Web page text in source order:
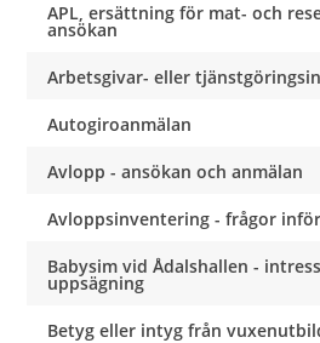
APL, ersättning för mat- och
ansökan
Arbetsgivar- eller
Autogiroanmälan
Avlopp - ansökan och anmälan
Avloppsinventering - frågor
Babysim vid Ådalshallen -
uppsägning
Betyg eller intyg från